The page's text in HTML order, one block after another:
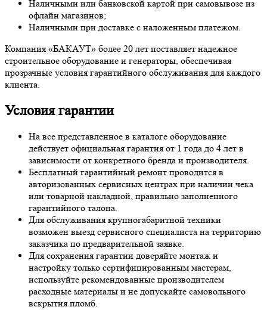
Наличными или банковской картой при самовывозе из
офлайн магазинов;
Наличными при доставке с наложенным платежом.
Компания «БАКАУТ» более 20 лет поставляет надежное
строительное оборудование и генераторы, обеспечивая
прозрачные условия гарантийного обслуживания для каждого
клиента.
Условия гарантии
На все представленное в каталоге оборудование
действует официальная гарантия от 1 года до 4 лет в
зависимости от конкретного бренда и производителя.
Бесплатный гарантийный ремонт проводится в
авторизованных сервисных центрах при наличии чека
или товарной накладной, правильно заполненного
гарантийного талона.
Для обслуживания крупногабаритной техники
возможен выезд сервисного специалиста на территорию
заказчика по предварительной заявке.
Для сохранения гарантии доверяйте монтаж и
настройку только сертифицированным мастерам,
используйте рекомендованные производителем
расходные материалы и не допускайте самовольного
вскрытия пломб.